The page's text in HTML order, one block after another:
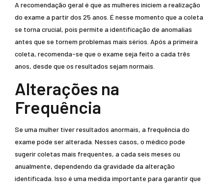
A recomendação geral é que as mulheres iniciem a realização
do exame a partir dos 25 anos. É nesse momento que a coleta
se torna crucial, pois permite a identificação de anomalias
antes que se tornem problemas mais sérios. Após a primeira
coleta, recomenda-se que o exame seja feito a cada três
anos, desde que os resultados sejam normais.
Alterações na
Frequência
Se uma mulher tiver resultados anormais, a frequência do
exame pode ser alterada. Nesses casos, o médico pode
sugerir coletas mais frequentes, a cada seis meses ou
anualmente, dependendo da gravidade da alteração
identificada. Isso é uma medida importante para garantir que